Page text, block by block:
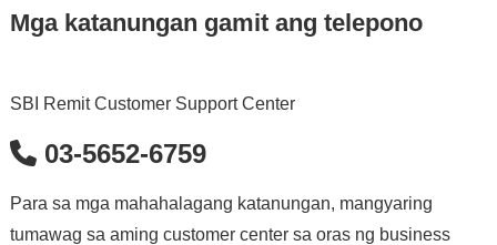
Mga katanungan gamit ang telepono
SBI Remit Customer Support Center
03-5652-6759
Para sa mga mahahalagang katanungan, mangyaring
tumawag sa aming customer center sa oras ng business